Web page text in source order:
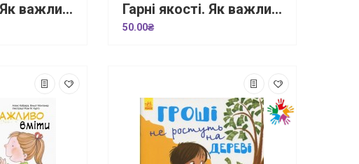
Гарні якості. Як важливо бути наполегливим Гарні якості. Як важливо бути розсудливим!
50.00₴